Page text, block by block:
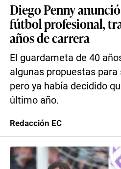
Diego Penny
fútbol profesional,
años de carrera
El guardameta de 40
algunas propuestas para
pero ya había decidido
último año.
Redacción EC